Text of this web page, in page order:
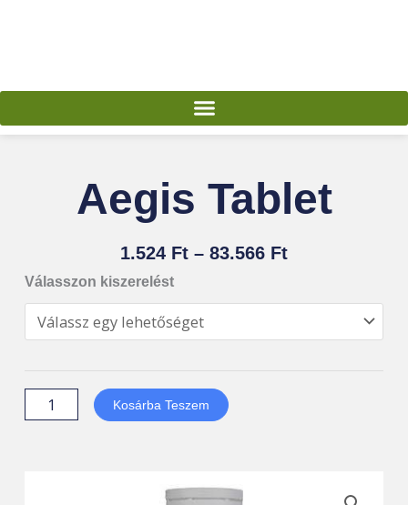
Aegis Tablet
1.524 Ft – 83.566 FtÁrtartomány:
Válasszon kiszerelést
Aegis
Tablet
Kosárba Teszem